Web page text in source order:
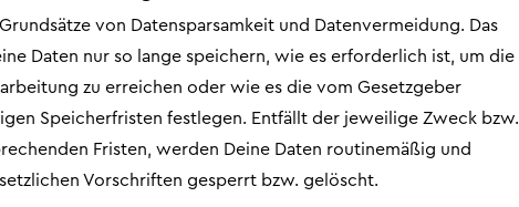
von Datensparsamkeit und Datenvermeidung. Das
Daten nur so lange speichern, wie es erforderlich ist, um die
zu erreichen oder wie es die vom Gesetzgeber
Speicherfristen festlegen. Entfällt der jeweilige Zweck bzw.
Fristen, werden Deine Daten routinemäßig und
Vorschriften gesperrt bzw. gelöscht.